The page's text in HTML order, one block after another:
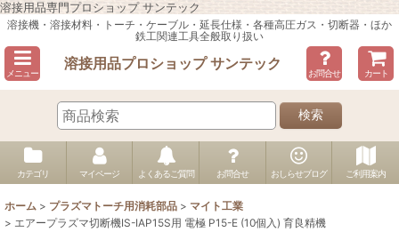
溶接用品専門プロショップ サンテック
溶接機・溶接材料・トーチ・ケーブル・延長仕様・各種高圧ガス・切断器・ほか
鉄工関連工具全般取り扱い
メニュー
溶接用品プロショップ サンテック
お問合せ カート
検索
カテゴリ マイページ よくあるご質問 お問合せ おしらせブログ ご利用案内
ホーム > プラズマトーチ用消耗部品 > マイト工業
> エアープラズマ切断機IS-IAP15S用 電極 P15-E (10個入) 育良精機